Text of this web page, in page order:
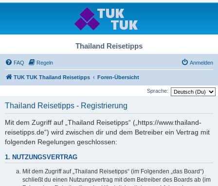
Thailand Reisetipps
FAQ Regeln Anmelden
TUK TUK Thailand Reisetipps Foren-Übersicht
Sprache:
Thailand Reisetipps - Registrierung
Mit dem Zugriff auf „Thailand Reisetipps“ („https://www.thailand-
reisetipps.de“) wird zwischen dir und dem Betreiber ein Vertrag mit
folgenden Regelungen geschlossen:
1. NUTZUNGSVERTRAG
Mit dem Zugriff auf „Thailand Reisetipps“ (im Folgenden „das Board“)
schließt du einen Nutzungsvertrag mit dem Betreiber des Boards ab (im